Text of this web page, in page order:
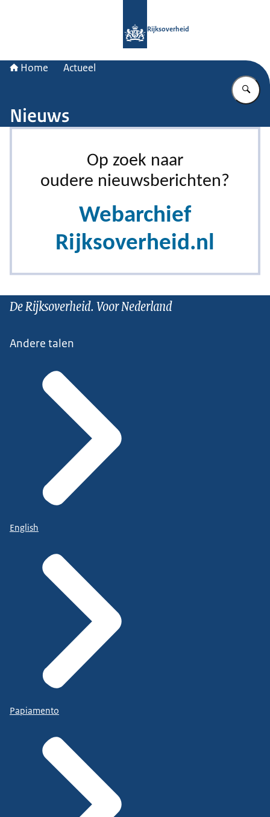
Rijksoverheid
Home Actueel
Nieuws
De Rijksoverheid. Voor Nederland
Andere talen
English
Papiamento